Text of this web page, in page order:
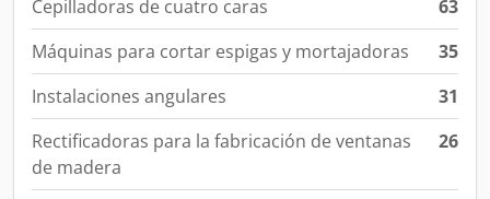
Cepilladoras de cuatro caras
63
Máquinas para cortar espigas y mortajadoras
35
Instalaciones angulares
31
Rectificadoras para la fabricación de ventanas
de madera
26